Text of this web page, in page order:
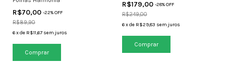
R$70,00 -22% OFF
R$89,90
6xde R$11,67 sem juros
R$179,00 -28% OFF
R$249,00
6 xde R$29,83 sem juros